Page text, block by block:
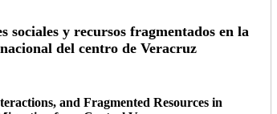
sociales y recursos fragmentados en la
del centro de Veracruz
and Fragmented Resources in